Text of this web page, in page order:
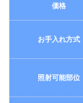
価格
お手入れ方式
照射可能部位